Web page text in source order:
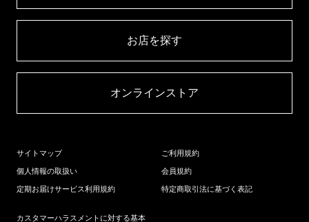
お店を探す​
オンラインストア​
サイトマップ
個人情報の取扱い
定期お届けサービス利用規約
ご利用規約
会員規約
特定商取引法に基づく表記
カスタマーハラスメントに対する基本